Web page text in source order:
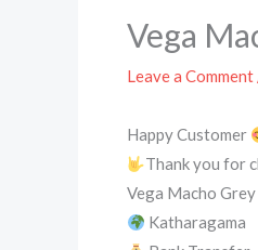
Vega
Leave a Comment
Happy Customer
Thank you for
Vega Macho Grey
Katharagama